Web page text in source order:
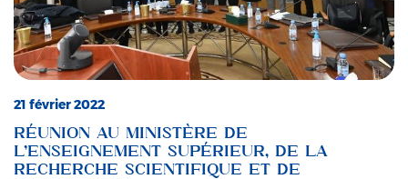
21 février 2022
RÉUNION AU MINISTÈRE DE
L’ENSEIGNEMENT SUPÉRIEUR, DE LA
RECHERCHE SCIENTIFIQUE ET DE